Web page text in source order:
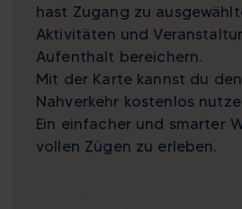
hast Zugang zu
Aktivitäten und
Aufenthalt bereichern.
Mit der Karte kannst du
Nahverkehr kostenlos
Ein einfacher und smarter
vollen Zügen zu erleben.